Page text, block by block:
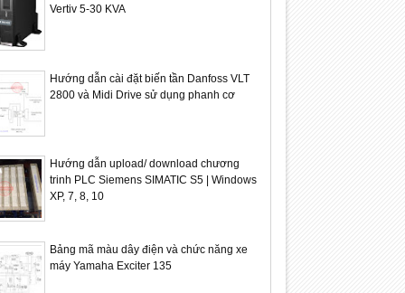
Vertiv 5-30 KVA
Hướng dẫn cài đặt biến tần Danfoss VLT
2800 và Midi Drive sử dụng phanh cơ
Hướng dẫn upload/ download chương
trinh PLC Siemens SIMATIC S5 | Windows
XP, 7, 8, 10
Bảng mã màu dây điện và chức năng xe
máy Yamaha Exciter 135